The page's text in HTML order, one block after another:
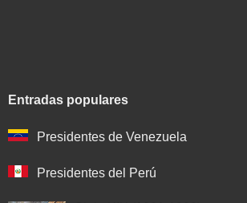
Entradas populares
Presidentes de Venezuela
Presidentes del Perú